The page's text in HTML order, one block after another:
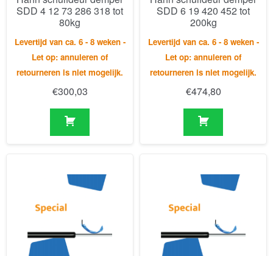
retourneren is niet mogelijk.
300,03
retourneren is niet mogelijk.
474,80
Hahn schuifdeur demper
SDD 6 19 462 478 tot
250kg
Hahn gasveer G14 28 450
1 948 GZ12 GZ12 450N
/4